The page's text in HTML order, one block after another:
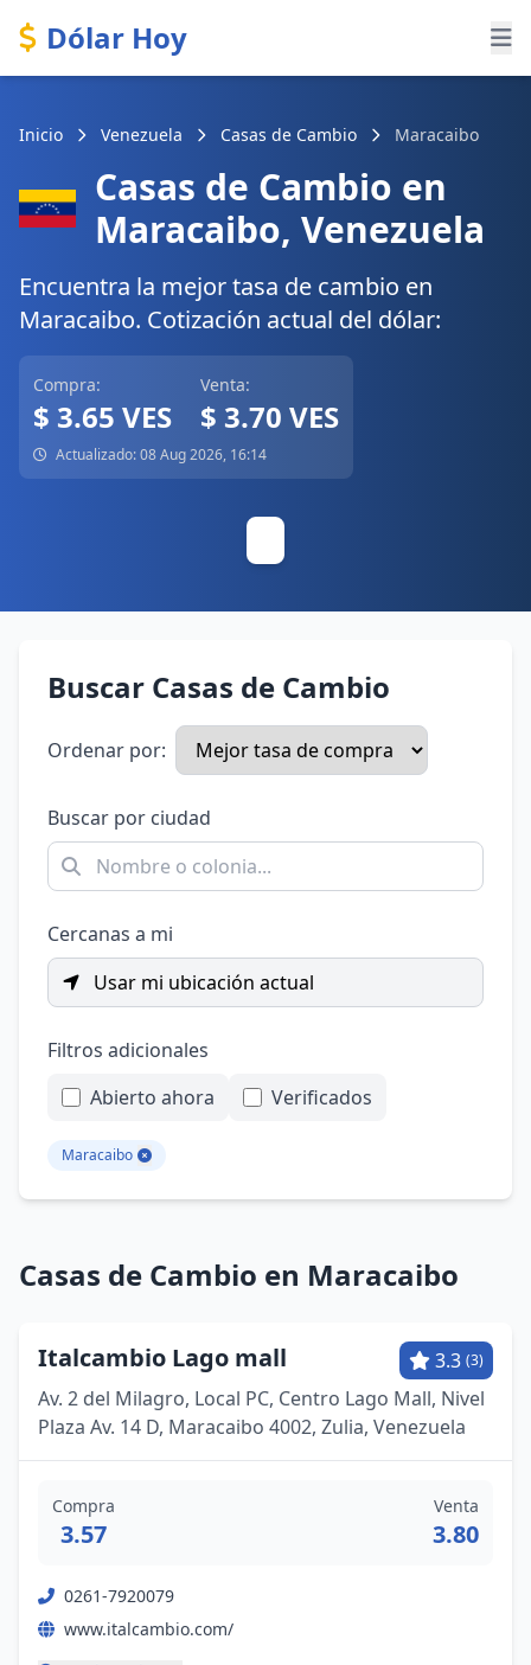
Dólar Hoy
Inicio Venezuela Casas de Cambio Maracaibo
Casas de Cambio en
Maracaibo, Venezuela
Encuentra la mejor tasa de cambio en
Maracaibo. Cotización actual del dólar:
Compra:
$ 3.65 VES
Venta:
$ 3.70 VES
Actualizado: 08 Aug 2026, 16:14
Buscar Casas de Cambio
Ordenar por:
Buscar por ciudad
Cercanas a mi
Usar mi ubicación actual
Filtros adicionales
Abierto ahora
Verificados
Maracaibo
Casas de Cambio en Maracaibo
Italcambio Lago mall 3.3 (3)
Av. 2 del Milagro, Local PC, Centro Lago Mall, Nivel
Plaza Av. 14 D, Maracaibo 4002, Zulia, Venezuela
Compra
3.57
Venta
3.80
0261-7920079
www.italcambio.com/